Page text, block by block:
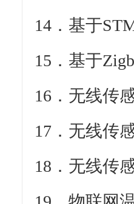
14．基于
15．基于
16．无线传
17．无线传
18．无线传